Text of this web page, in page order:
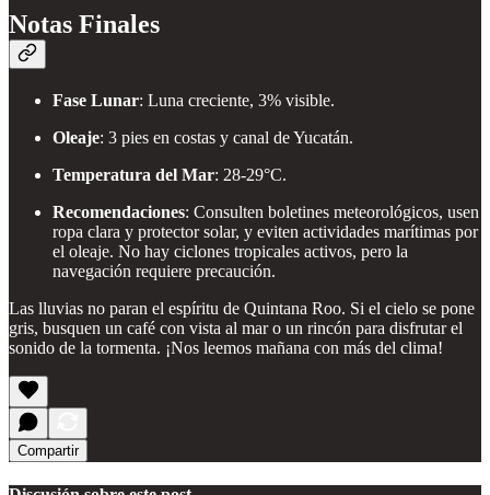
Notas Finales
Fase Lunar: Luna creciente, 3% visible.
Oleaje: 3 pies en costas y canal de Yucatán.
Temperatura del Mar: 28-29°C.
Recomendaciones: Consulten boletines meteorológicos, usen
ropa clara y protector solar, y eviten actividades marítimas por
el oleaje. No hay ciclones tropicales activos, pero la
navegación requiere precaución.
Las lluvias no paran el espíritu de Quintana Roo. Si el cielo se pone
gris, busquen un café con vista al mar o un rincón para disfrutar el
sonido de la tormenta. ¡Nos leemos mañana con más del clima!
Compartir